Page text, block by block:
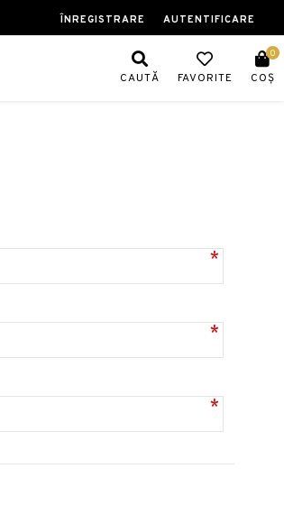
ÎNREGISTRARE AUTENTIFICARE
CAUTĂ FAVORITE COȘ
0
*
*
*